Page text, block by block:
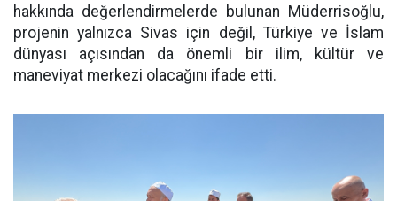
hakkında değerlendirmelerde bulunan Müderrisoğlu,
projenin yalnızca Sivas için değil, Türkiye ve İslam
dünyası açısından da önemli bir ilim, kültür ve
maneviyat merkezi olacağını ifade etti.